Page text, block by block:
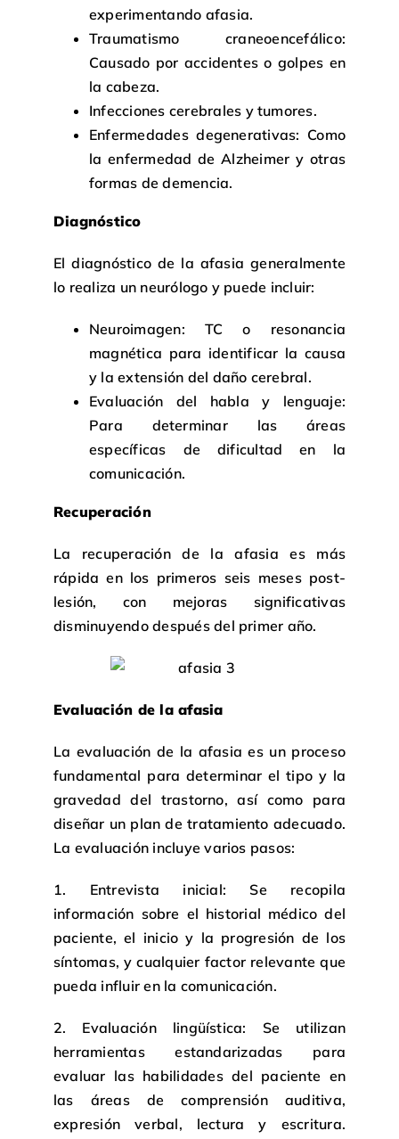
experimentando afasia.
Traumatismo craneoencefálico:
Causado por accidentes o golpes en
la cabeza.
Infecciones cerebrales y tumores.
Enfermedades degenerativas: Como
la enfermedad de Alzheimer y otras
formas de demencia.
Diagnóstico
El diagnóstico de la afasia generalmente
lo realiza un neurólogo y puede incluir:
Neuroimagen: TC o resonancia
magnética para identificar la causa
y la extensión del daño cerebral.
Evaluación del habla y lenguaje:
Para determinar las áreas
específicas de dificultad en la
comunicación.
Recuperación
La recuperación de la afasia es más
rápida en los primeros seis meses post-
lesión, con mejoras significativas
disminuyendo después del primer año.
Evaluación de la afasia
La evaluación de la afasia es un proceso
fundamental para determinar el tipo y la
gravedad del trastorno, así como para
diseñar un plan de tratamiento adecuado.
La evaluación incluye varios pasos:
1. Entrevista inicial: Se recopila
información sobre el historial médico del
paciente, el inicio y la progresión de los
síntomas, y cualquier factor relevante que
pueda influir en la comunicación.
2. Evaluación lingüística: Se utilizan
herramientas estandarizadas para
evaluar las habilidades del paciente en
las áreas de comprensión auditiva,
expresión verbal, lectura y escritura.